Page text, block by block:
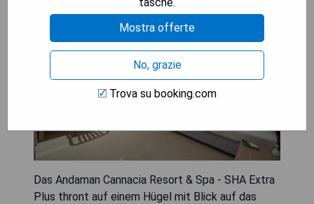
Das Andaman Cannacia Resort & Spa - SHA Extra
Plus thront auf einem Hügel mit Blick auf das
Mostra offerte
No, grazie
Trova su booking.com